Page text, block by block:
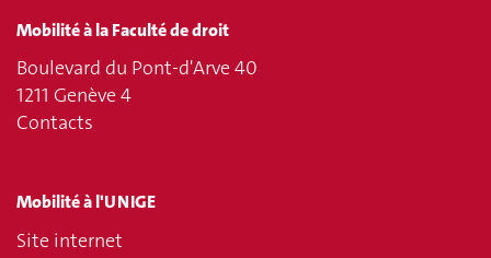
Mobilité à la Faculté de droit
Boulevard du Pont-d'Arve 40
1211 Genève 4
Contacts
Mobilité à l'UNIGE
Site internet